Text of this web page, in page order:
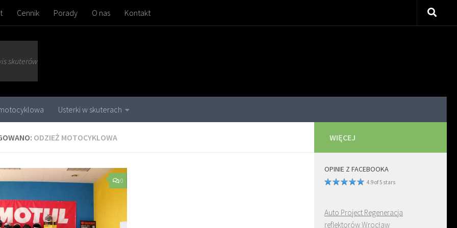
Cennik Porady O nas Kontakt
skuterów
Usterki w skuterach
ODZIEŻ MOTOCYKLOWA
0
WIĘCEJ
OPINIE Z FACEBOOKA
4.9 of 5 stars
Auto Project Regeneracja
reflektorów Wrocław